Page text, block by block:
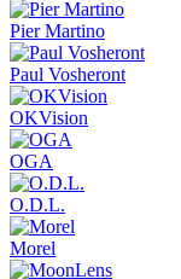
Pier Martino
Paul Vosheront
OKVision
OGA
O.D.L.
Morel